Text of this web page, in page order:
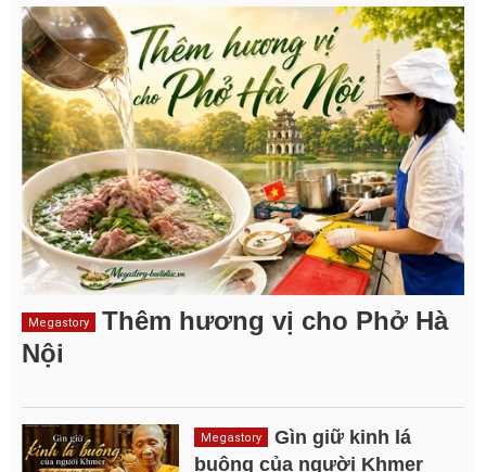
Megastory
Thêm hương vị cho Phở Hà
Nội
Megastory
Gìn giữ kinh lá
buông của người Khmer